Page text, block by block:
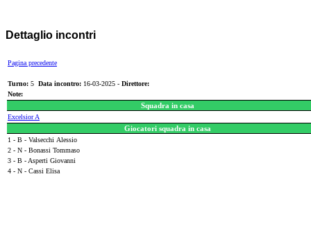
Dettaglio incontri
Pagina precedente
Turno: 5 Data incontro: 16-03-2025 - Direttore:
Note:
Squadra in casa
Excelsior A
Giocatori squadra in casa
1 - B - Valsecchi Alessio
2 - N - Bonassi Tommaso
3 - B - Asperti Giovanni
4 - N - Cassi Elisa